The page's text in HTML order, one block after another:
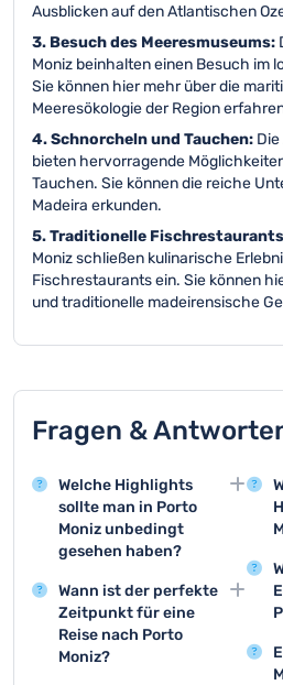
Ausblicken auf den Atlantischen
3. Besuch des Meeresmuseums:
Moniz beinhalten einen Besuch im
Sie können hier mehr über die
Meeresökologie der Region
4. Schnorcheln und Tauchen:
bieten hervorragende
Tauchen. Sie können die reiche
Madeira erkunden.
5. Traditionelle
Moniz schließen kulinarische
Fischrestaurants ein. Sie können
und traditionelle madeirensische
Fragen &
Welche Highlights
sollte man in Porto
Moniz unbedingt
gesehen haben?
Die Naturpools von
Porto Moniz sind eine
absolute
Sehenswürdigkeit, die
Wann ist der perfekte
Zeitpunkt für eine
Reise nach Porto
Moniz?